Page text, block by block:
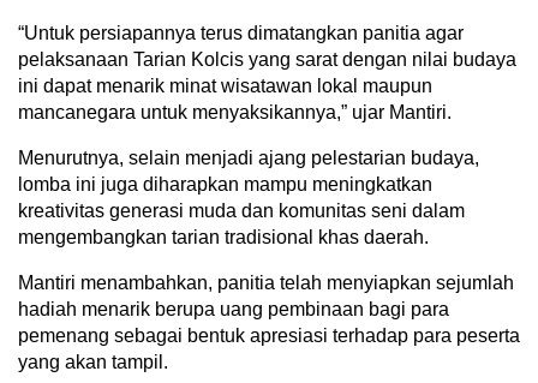
“Untuk persiapannya terus dimatangkan panitia agar
pelaksanaan Tarian Kolcis yang sarat dengan nilai budaya
ini dapat menarik minat wisatawan lokal maupun
mancanegara untuk menyaksikannya,” ujar Mantiri.
Menurutnya, selain menjadi ajang pelestarian budaya,
lomba ini juga diharapkan mampu meningkatkan
kreativitas generasi muda dan komunitas seni dalam
mengembangkan tarian tradisional khas daerah.
Mantiri menambahkan, panitia telah menyiapkan sejumlah
hadiah menarik berupa uang pembinaan bagi para
pemenang sebagai bentuk apresiasi terhadap para peserta
yang akan tampil.